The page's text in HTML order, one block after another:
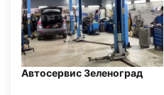
Автосервис Зеленоград